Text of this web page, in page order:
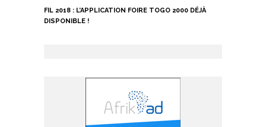
FIL 2018 : L’APPLICATION FOIRE TOGO 2000 DÉJÀ
DISPONIBLE !